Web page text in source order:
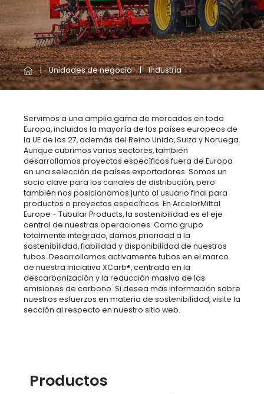
Unidades de negocio Industria
Servimos a una amplia gama de mercados en toda
Europa, incluidos la mayoría de los países europeos de
la UE de los 27, además del Reino Unido, Suiza y Noruega.
Aunque cubrimos varios sectores, también
desarrollamos proyectos específicos fuera de Europa
en una selección de países exportadores. Somos un
socio clave para los canales de distribución, pero
también nos posicionamos junto al usuario final para
productos o proyectos específicos. En ArcelorMittal
Europe - Tubular Products, la sostenibilidad es el eje
central de nuestras operaciones. Como grupo
totalmente integrado, damos prioridad a la
sostenibilidad, fiabilidad y disponibilidad de nuestros
tubos. Desarrollamos activamente tubos en el marco
de nuestra iniciativa XCarb®, centrada en la
descarbonización y la reducción masiva de las
emisiones de carbono. Si desea más información sobre
nuestros esfuerzos en materia de sostenibilidad, visite la
sección al respecto en nuestro sitio web.
Productos